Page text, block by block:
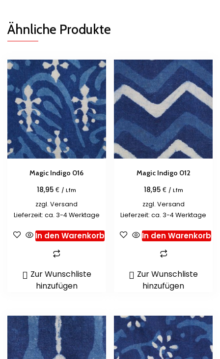
Ähnliche Produkte
Magic Indigo 016
18,95€ / Lfm
zzgl.Versand
Lieferzeit: ca. 3-4 Werktage
In den Warenkorb
Zur Wunschliste
hinzufügen
Magic Indigo 012
18,95 € / Lfm
zzgl. Versand
Lieferzeit: ca. 3-4 Werktage
In den Warenkorb
Zur Wunschliste
hinzufügen